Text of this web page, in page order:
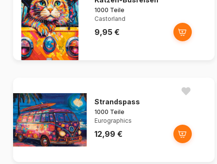
1000 Teile
Castorland
9,95 €
Strandspass
1000 Teile
Eurographics
12,99 €